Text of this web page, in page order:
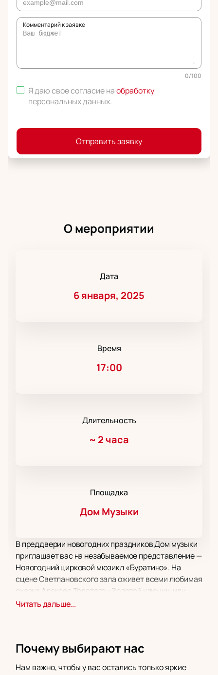
Комментарий к заявке
0/100
Я даю свое согласие наобработку
персональных данных.
Отправить заявку
О мероприятии
Дата
6 января, 2025
Время
17:00
Длительность
~ 2 часа
Площадка
Дом Музыки
В преддверии новогодних праздников Дом музыки
приглашает вас на незабываемое представление —
Новогодний цирковой мюзикл «Буратино». На
сцене Светлановского зала оживет всеми любимая
сказка Алексея Толстого «Золотой ключик, или
Приключения Буратино». Это современное
грандиозный симбиоз классической сказки и ярких
Красочные декорации и костюмы, живое
Читать дальше...
Почему выбирают нас
Нам важно, чтобы у вас остались только яркие